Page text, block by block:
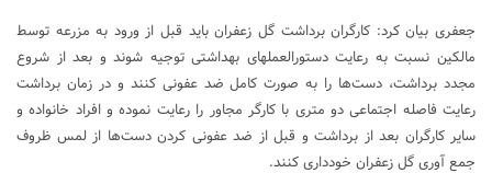
جعفری بیان کرد: کارگران برداشت گل زعفران باید قبل از ورود به مزرعه توسط
مالکین نسبت به رعایت دستورالعملهای بهداشتی توجیه شوند و بعد از شروع
مجدد برداشت، دست‌ها را به صورت کامل ضد عفونی کنند و در زمان برداشت
رعایت فاصله اجتماعی دو متری با کارگر مجاور را رعایت نموده و افراد خانواده و
سایر کارگران بعد از برداشت و قبل از ضد عفونی کردن دست‌ها از لمس ظروف
جمع آوری گل زعفران خودداری کنند.